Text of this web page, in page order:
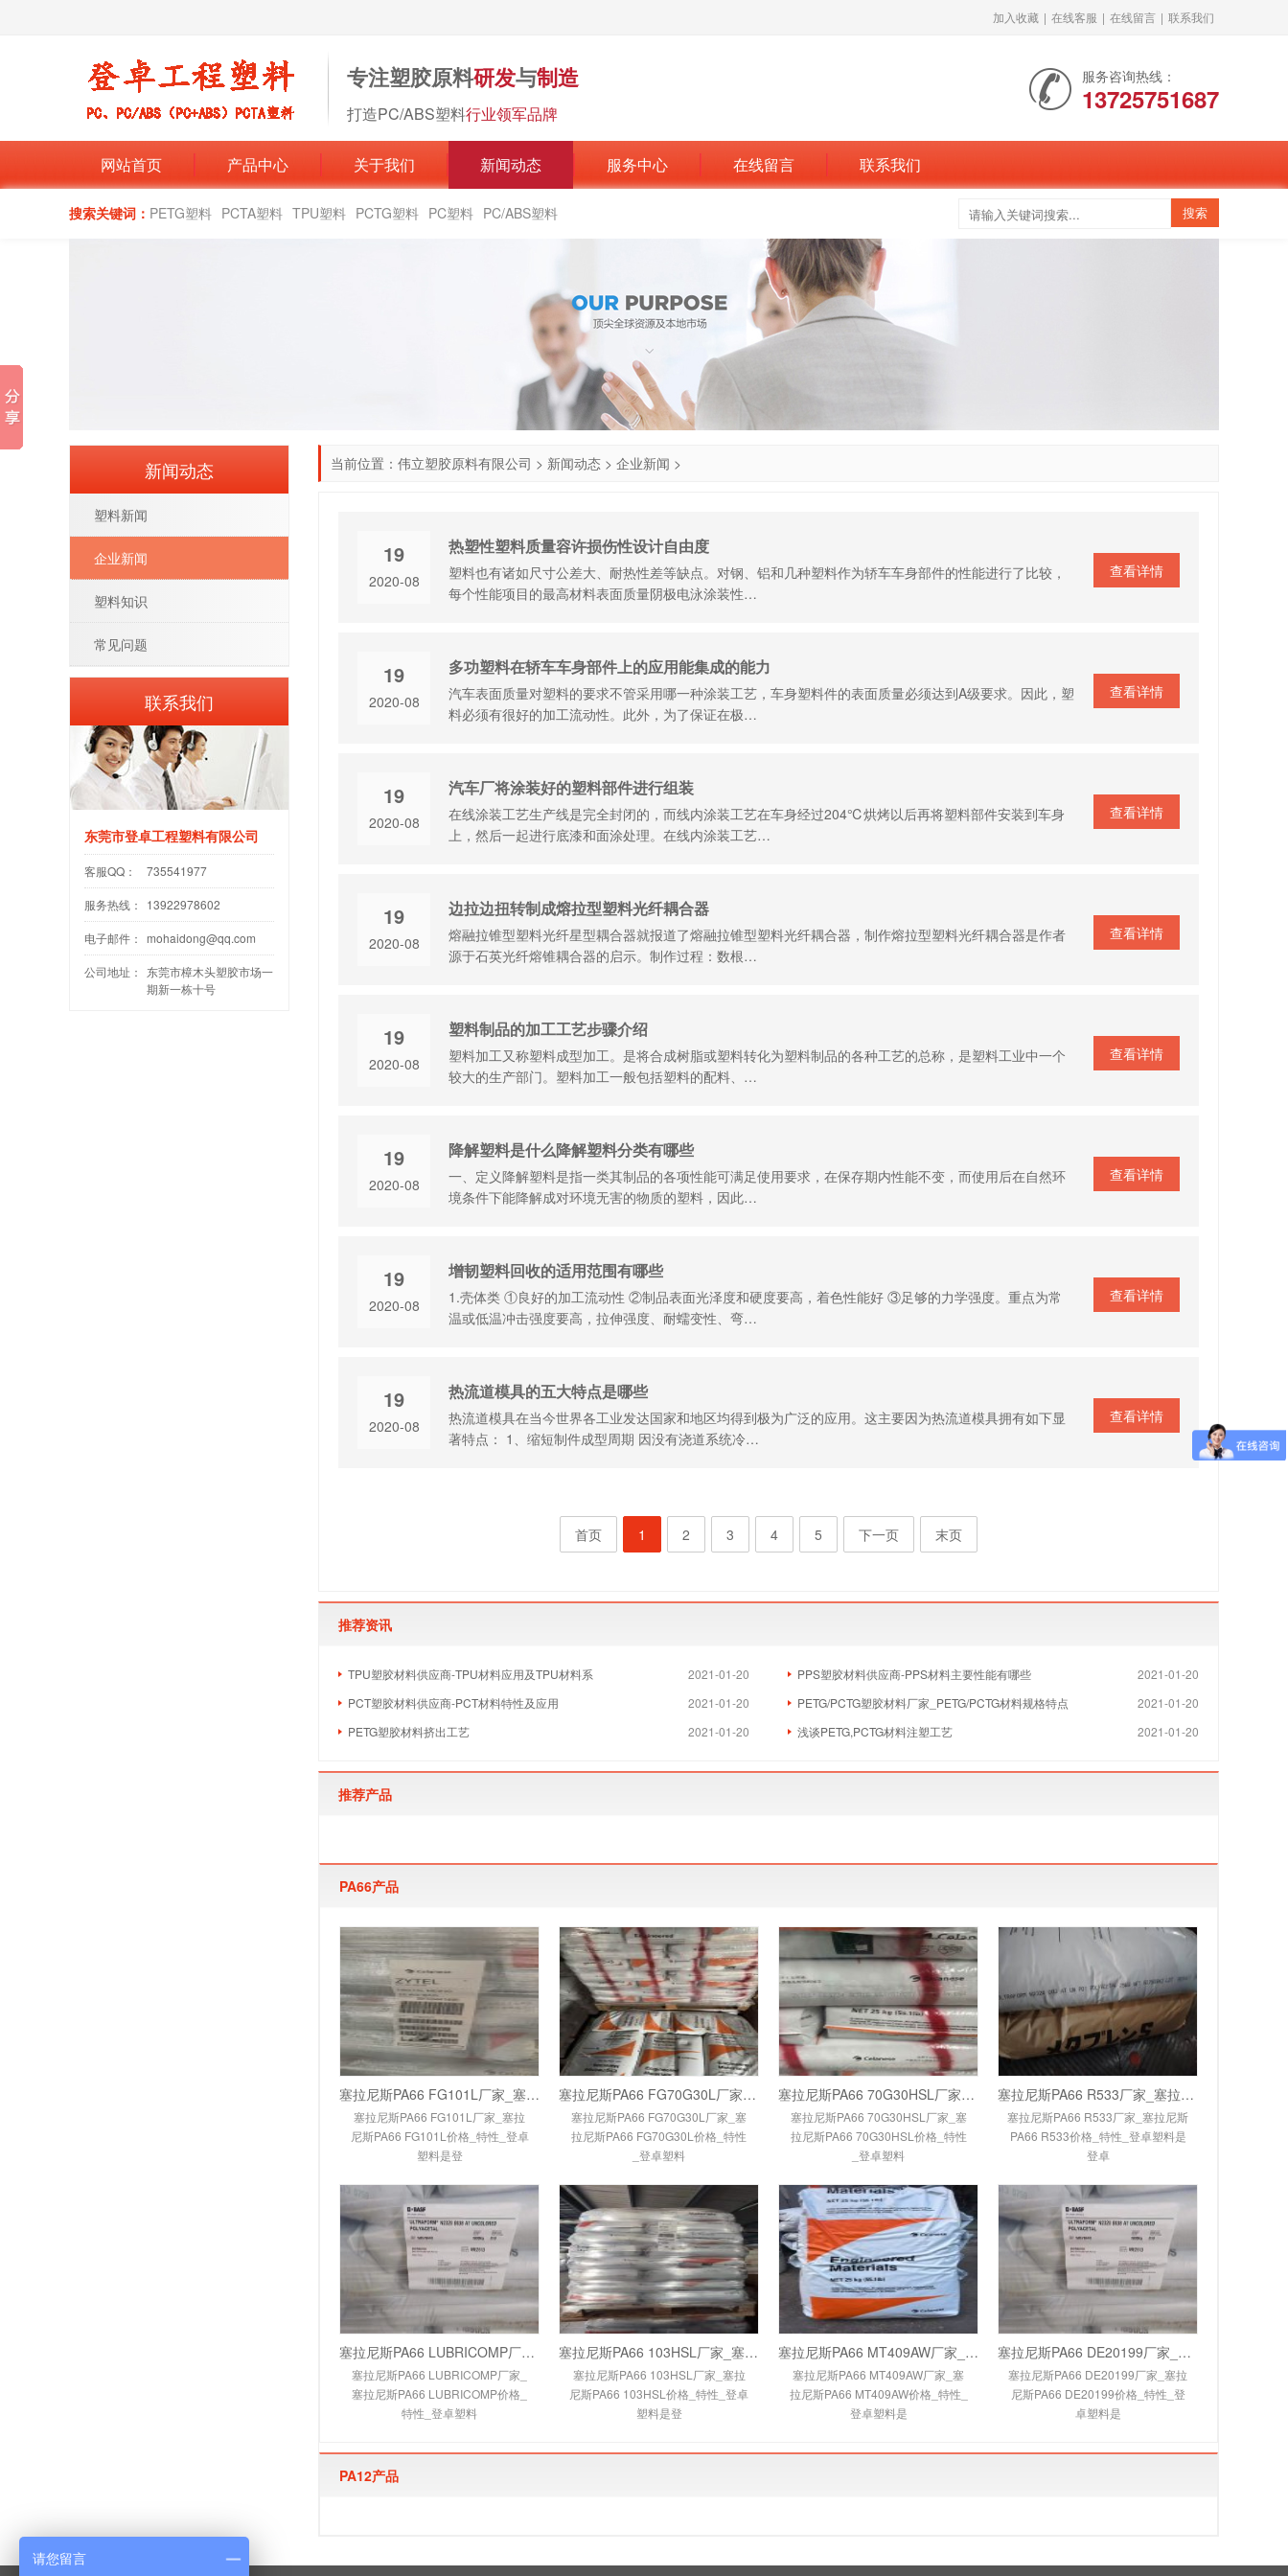
加入收藏 | 在线客服 | 在线留言 | 联系我们
专注塑胶原料研发与制造
打造PC/ABS塑料行业领军品牌
服务咨询热线：
13725751687
网站首页 产品中心 关于我们 新闻动态 服务中心 在线留言 联系我们
搜索关键词： PETG塑料 PCTA塑料 TPU塑料 PCTG塑料 PC塑料 PC/ABS塑料
当前位置： 伟立塑胶原料有限公司 > 新闻动态 > 企业新闻 >
19
2020-08
热塑性塑料质量容许损伤性设计自由度
塑料也有诸如尺寸公差大、耐热性差等缺点。对钢、铝和几种塑料作为轿车车身部件的性能进行了比较，
每个性能项目的最高材料表面质量阴极电泳涂装性…
查看详情
19
2020-08
多功塑料在轿车车身部件上的应用能集成的能力
汽车表面质量对塑料的要求不管采用哪一种涂装工艺，车身塑料件的表面质量必须达到A级要求。因此，塑
料必须有很好的加工流动性。此外，为了保证在极…
查看详情
19
2020-08
汽车厂将涂装好的塑料部件进行组装
在线涂装工艺生产线是完全封闭的，而线内涂装工艺在车身经过204℃烘烤以后再将塑料部件安装到车身
上，然后一起进行底漆和面涂处理。在线内涂装工艺…
查看详情
19
2020-08
边拉边扭转制成熔拉型塑料光纤耦合器
熔融拉锥型塑料光纤星型耦合器就报道了熔融拉锥型塑料光纤耦合器，制作熔拉型塑料光纤耦合器是作者
源于石英光纤熔锥耦合器的启示。制作过程：数根…
查看详情
19
2020-08
塑料制品的加工工艺步骤介绍
塑料加工又称塑料成型加工。是将合成树脂或塑料转化为塑料制品的各种工艺的总称，是塑料工业中一个
较大的生产部门。塑料加工一般包括塑料的配料、…
查看详情
19
2020-08
降解塑料是什么降解塑料分类有哪些
一、定义降解塑料是指一类其制品的各项性能可满足使用要求，在保存期内性能不变，而使用后在自然环
境条件下能降解成对环境无害的物质的塑料，因此…
查看详情
19
2020-08
增韧塑料回收的适用范围有哪些
1.壳体类 ①良好的加工流动性 ②制品表面光泽度和硬度要高，着色性能好 ③足够的力学强度。重点为常
温或低温冲击强度要高，拉伸强度、耐蠕变性、弯…
查看详情
19
2020-08
热流道模具的五大特点是哪些
热流道模具在当今世界各工业发达国家和地区均得到极为广泛的应用。这主要因为热流道模具拥有如下显
著特点： 1、缩短制件成型周期 因没有浇道系统冷…
查看详情
首页 1 2 3 4 5 下一页 末页
推荐资讯
2021-01-20
TPU塑胶材料供应商-TPU材料应用及TPU材料系 2021-01-20
PPS塑胶材料供应商-PPS材料主要性能有哪些
2021-01-20
PCT塑胶材料供应商-PCT材料特性及应用 2021-01-20
PETG/PCTG塑胶材料厂家_PETG/PCTG材料规格特点
2021-01-20
PETG塑胶材料挤出工艺 2021-01-20
浅谈PETG,PCTG材料注塑工艺
推荐产品
PA66产品
塞拉尼斯PA66 FG101L厂家_塞拉尼斯PA66 FG10
塞拉尼斯PA66 FG101L厂家_塞拉
尼斯PA66 FG101L价格_特性_登卓
塑料是登
塞拉尼斯PA66 FG70G30L厂家_塞拉尼斯PA66 FG
塞拉尼斯PA66 FG70G30L厂家_塞
拉尼斯PA66 FG70G30L价格_特性
_登卓塑料
塞拉尼斯PA66 70G30HSL厂家_塞拉尼斯PA66 70
塞拉尼斯PA66 70G30HSL厂家_塞
拉尼斯PA66 70G30HSL价格_特性
_登卓塑料
塞拉尼斯PA66 R533厂家_塞拉尼斯PA66 R533价格
塞拉尼斯PA66 R533厂家_塞拉尼斯
PA66 R533价格_特性_登卓塑料是
登卓
塞拉尼斯PA66 LUBRICOMP厂家_塞拉尼斯PA66 L
塞拉尼斯PA66 LUBRICOMP厂家_
塞拉尼斯PA66 LUBRICOMP价格_
特性_登卓塑料
塞拉尼斯PA66 103HSL厂家_塞拉尼斯PA66 103H
塞拉尼斯PA66 103HSL厂家_塞拉
尼斯PA66 103HSL价格_特性_登卓
塑料是登
塞拉尼斯PA66 MT409AW厂家_塞拉尼斯PA66 MT4
塞拉尼斯PA66 MT409AW厂家_塞
拉尼斯PA66 MT409AW价格_特性_
登卓塑料是
塞拉尼斯PA66 DE20199厂家_塞拉尼斯PA66 DE2
塞拉尼斯PA66 DE20199厂家_塞拉
尼斯PA66 DE20199价格_特性_登
卓塑料是
PA12产品
新闻动态
塑料新闻
企业新闻
塑料知识
常见问题
联系我们
东莞市登卓工程塑料有限公司
客服QQ： 735541977
服务热线： 13922978602
电子邮件： mohaidong@qq.com
公司地址：
东莞市樟木头塑胶市场一
期新一栋十号
请您留言